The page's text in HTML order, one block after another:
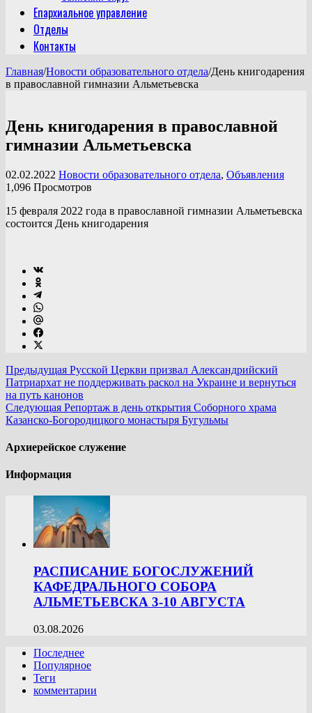
Епархиальное управление
Отделы
Контакты
Главная/Новости образовательного отдела/День книгодарения
в православной гимназии Альметьевска
День книгодарения в православной
гимназии Альметьевска
02.02.2022 Новости образовательного отдела, Объявления
1,096 Просмотров
15 февраля 2022 года в православной гимназии Альметьевска
состоится День книгодарения
Предыдущая Русской Церкви призвал Александрийский
Патриархат не поддерживать раскол на Украине и вернуться
на путь канонов
Следующая Репортаж в день открытия Соборного храма
Казанско-Богородицкого монастыря Бугульмы
Архиерейское служение
Информация
РАСПИСАНИЕ БОГОСЛУЖЕНИЙ
КАФЕДРАЛЬНОГО СОБОРА
АЛЬМЕТЬЕВСКА 3-10 АВГУСТА
03.08.2026
Последнее
Популярное
Теги
комментарии